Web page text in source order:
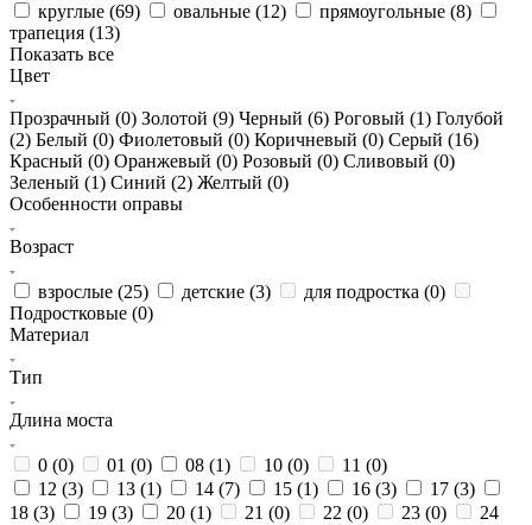
круглые (69) овальные (12) прямоугольные (8)
трапеция (13)
Показать все
Цвет
Прозрачный (0) Золотой (9) Черный (6) Роговый (1) Голубой
(2) Белый (0) Фиолетовый (0) Коричневый (0) Серый (16)
Красный (0) Оранжевый (0) Розовый (0) Сливовый (0)
Зеленый (1) Синий (2) Желтый (0)
Особенности оправы
Возраст
взрослые (25) детские (3) для подростка (0)
Подростковые (0)
Материал
Тип
Длина моста
0 (0) 01 (0) 08 (1) 10 (0) 11 (0)
12 (3) 13 (1) 14 (7) 15 (1) 16 (3) 17 (3)
18 (3) 19 (3) 20 (1) 21 (0) 22 (0) 23 (0)
24